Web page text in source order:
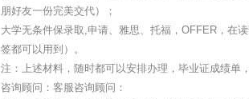
朋好友一份完美交代）；
大学无条件保录取,申请、雅思、托福，OFFER，在
签都可以用到）。
注：上述材料，随时都可以安排办理，毕业证成绩单
咨询顾问：客服咨询顾问：